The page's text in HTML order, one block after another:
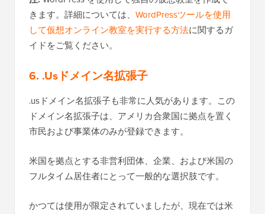
きます。詳細については、 WordPressツールを使用
して仮想オンライン教室を実行する方法に関するガ
イドをご覧ください。
6. .Usドメイン名拡張子
.usドメイン名拡張子も非常に人気があります。この
ドメイン名拡張子は、アメリカ合衆国に拠点を置く
市民および事業体のみが登録できます。
米国を拠点とする非営利団体、企業、および米国の
フルタイム居住者にとって一般的な選択肢です。
かつては使用が限定されていましたが、現在では米